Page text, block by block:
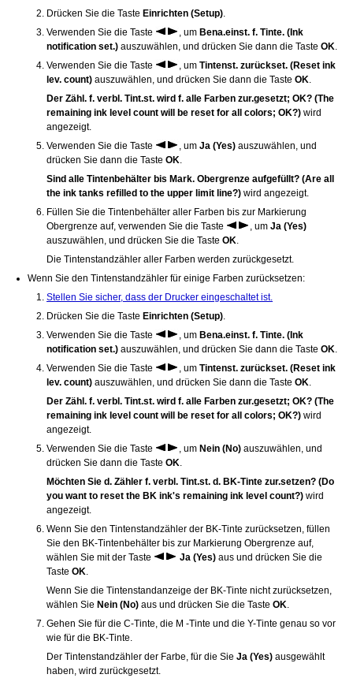
Drücken Sie die Taste Einrichten (Setup).
Verwenden Sie die Taste
, um Bena.einst. f. Tinte. (Ink
notification set.) auszuwählen, und drücken Sie dann die TasteOK.
Verwenden Sie die Taste
, umTintenst. zurückset. (Reset ink
lev. count) auszuwählen, und drücken Sie dann die TasteOK.
Der Zähl. f. verbl. Tint.st. wird f. alle Farben zur.gesetzt; OK? (The
remaining ink level count will be reset for all colors; OK?) wird
angezeigt.
Verwenden Sie die Taste
, umJa (Yes) auszuwählen, und
drücken Sie dann die TasteOK.
Sind alle Tintenbehälter bis Mark. Obergrenze aufgefüllt? (Are all
the ink tanks refilled to the upper limit line?) wird angezeigt.
Füllen Sie dieTintenbehälter aller Farben bis zur Markierung
Obergrenze auf, verwenden Sie die Taste
, umJa (Yes)
auszuwählen, und drücken Sie die TasteOK.
Die Tintenstandzähler aller Farben werden zurückgesetzt.
Wenn Sie den Tintenstandzähler für einige Farben zurücksetzen:
Stellen Sie sicher, dass der Drucker eingeschaltet ist.
Drücken Sie die Taste Einrichten (Setup).
Verwenden Sie die Taste
, um Bena.einst. f. Tinte. (Ink
notification set.) auszuwählen, und drücken Sie dann die TasteOK.
Verwenden Sie die Taste
, umTintenst. zurückset. (Reset ink
lev. count) auszuwählen, und drücken Sie dann die TasteOK.
Der Zähl. f. verbl. Tint.st. wird f. alle Farben zur.gesetzt; OK? (The
remaining ink level count will be reset for all colors; OK?) wird
angezeigt.
Verwenden Sie die Taste
, um Nein (No) auszuwählen, und
drücken Sie dann die TasteOK.
Möchten Sie d. Zähler f. verbl. Tint.st. d. BK-Tinte zur.setzen? (Do
you want to reset the BK ink's remaining ink level count?) wird
angezeigt.
Wenn Sie den Tintenstandzähler der BK-Tinte zurücksetzen, füllen
Sie den BK-Tintenbehälter bis zur Markierung Obergrenze auf,
wählen Sie mit der Taste
Ja (Yes) aus und drücken Sie die
TasteOK.
Wenn Sie die Tintenstandanzeige der BK-Tinte nicht zurücksetzen,
wählen Sie Nein (No) aus und drücken Sie die TasteOK.
Gehen Sie für dieC-Tinte, die M -Tinte und dieY-Tinte genau so vor
wie für die BK-Tinte.
Der Tintenstandzähler der Farbe, für die SieJa (Yes) ausgewählt
haben, wird zurückgesetzt.